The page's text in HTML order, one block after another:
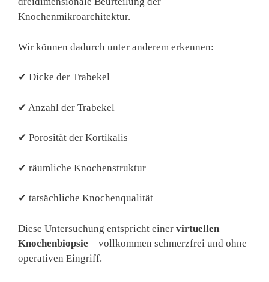
Knochenmikroarchitektur.
Wir können dadurch unter anderem erkennen:
✔ Dicke der Trabekel
✔ Anzahl der Trabekel
✔ Porosität der Kortikalis
✔ räumliche Knochenstruktur
✔ tatsächliche Knochenqualität
Diese Untersuchung entspricht einer virtuellen
Knochenbiopsie – vollkommen schmerzfrei und ohne
operativen Eingriff.